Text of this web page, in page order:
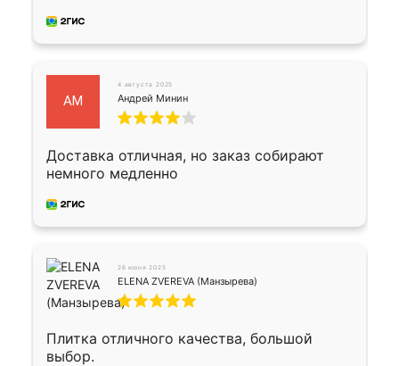
АМ
4 августа 2025
Андрей Минин
Доставка отличная, но заказ собирают
немного медленно
26 июня 2025
ELENA ZVEREVA (Манзырева)
Плитка отличного качества, большой
выбор.